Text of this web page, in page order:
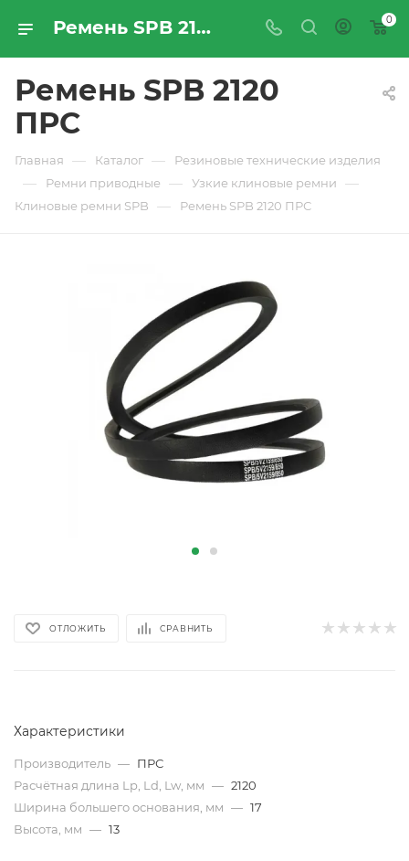
Ремень SPB 2120 ПРС - купить по цене производителя с доставкой по Москве и России | ПРОМРЕСУРССЕРВИС 0
Ремень SPB 2120
ПРС
Главная — Каталог — Резиновые технические изделия
— Ремни приводные — Узкие клиновые ремни —
Клиновые ремни SPB — Ремень SPB 2120 ПРС
ОТЛОЖИТЬ СРАВНИТЬ
Характеристики
Производитель — ПРС
Расчётная длина Lp, Ld, Lw, мм — 2120
Ширина большего основания, мм — 17
Высота, мм — 13